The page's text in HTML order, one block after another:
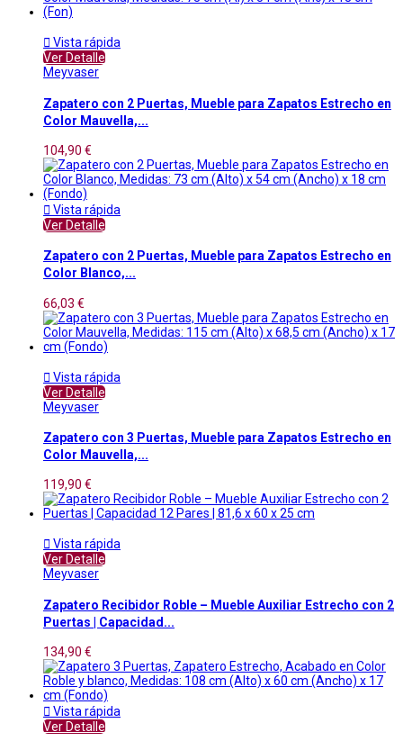
 Vista rápida
Ver Detalle
Meyvaser
Zapatero con 2 Puertas, Mueble para Zapatos Estrecho en
Color Mauvella,...
104,90 €
 Vista rápida
Ver Detalle
Zapatero con 2 Puertas, Mueble para Zapatos Estrecho en
Color Blanco,...
66,03 €
 Vista rápida
Ver Detalle
Meyvaser
Zapatero con 3 Puertas, Mueble para Zapatos Estrecho en
Color Mauvella,...
119,90 €
 Vista rápida
Ver Detalle
Meyvaser
Zapatero Recibidor Roble – Mueble Auxiliar Estrecho con 2
Puertas | Capacidad...
134,90 €
 Vista rápida
Ver Detalle